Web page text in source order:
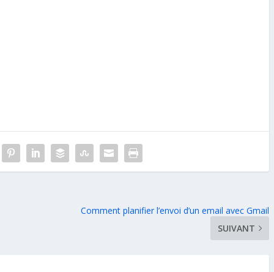
Comment planifier l’envoi d’un email avec Gmail
SUIVANT